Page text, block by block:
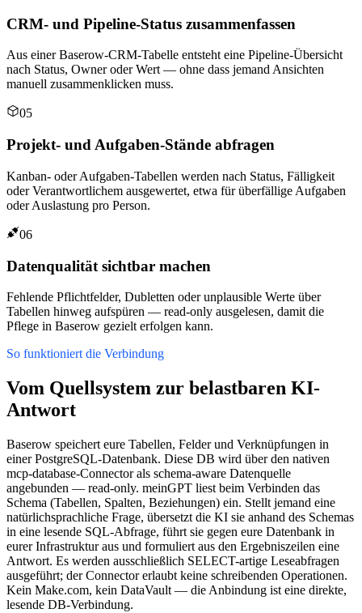
CRM- und Pipeline-Status zusammenfassen
Aus einer Baserow-CRM-Tabelle entsteht eine Pipeline-Übersicht
nach Status, Owner oder Wert — ohne dass jemand Ansichten
manuell zusammenklicken muss.
05
Projekt- und Aufgaben-Stände abfragen
Kanban- oder Aufgaben-Tabellen werden nach Status, Fälligkeit
oder Verantwortlichem ausgewertet, etwa für überfällige Aufgaben
oder Auslastung pro Person.
06
Datenqualität sichtbar machen
Fehlende Pflichtfelder, Dubletten oder unplausible Werte über
Tabellen hinweg aufspüren — read-only ausgelesen, damit die
Pflege in Baserow gezielt erfolgen kann.
So funktioniert die Verbindung
Vom Quellsystem zur belastbaren KI-
Antwort
Baserow speichert eure Tabellen, Felder und Verknüpfungen in
einer PostgreSQL-Datenbank. Diese DB wird über den nativen
mcp-database-Connector als schema-aware Datenquelle
angebunden — read-only. meinGPT liest beim Verbinden das
Schema (Tabellen, Spalten, Beziehungen) ein. Stellt jemand eine
natürlichsprachliche Frage, übersetzt die KI sie anhand des Schemas
in eine lesende SQL-Abfrage, führt sie gegen eure Datenbank in
eurer Infrastruktur aus und formuliert aus den Ergebniszeilen eine
Antwort. Es werden ausschließlich SELECT-artige Leseabfragen
ausgeführt; der Connector erlaubt keine schreibenden Operationen.
Kein Make.com, kein DataVault — die Anbindung ist eine direkte,
lesende DB-Verbindung.